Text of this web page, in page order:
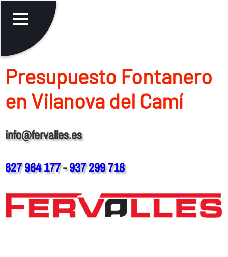
Presupuesto Fontanero
en Vilanova del Camí
info@fervalles.es
627 964 177-937 299 718